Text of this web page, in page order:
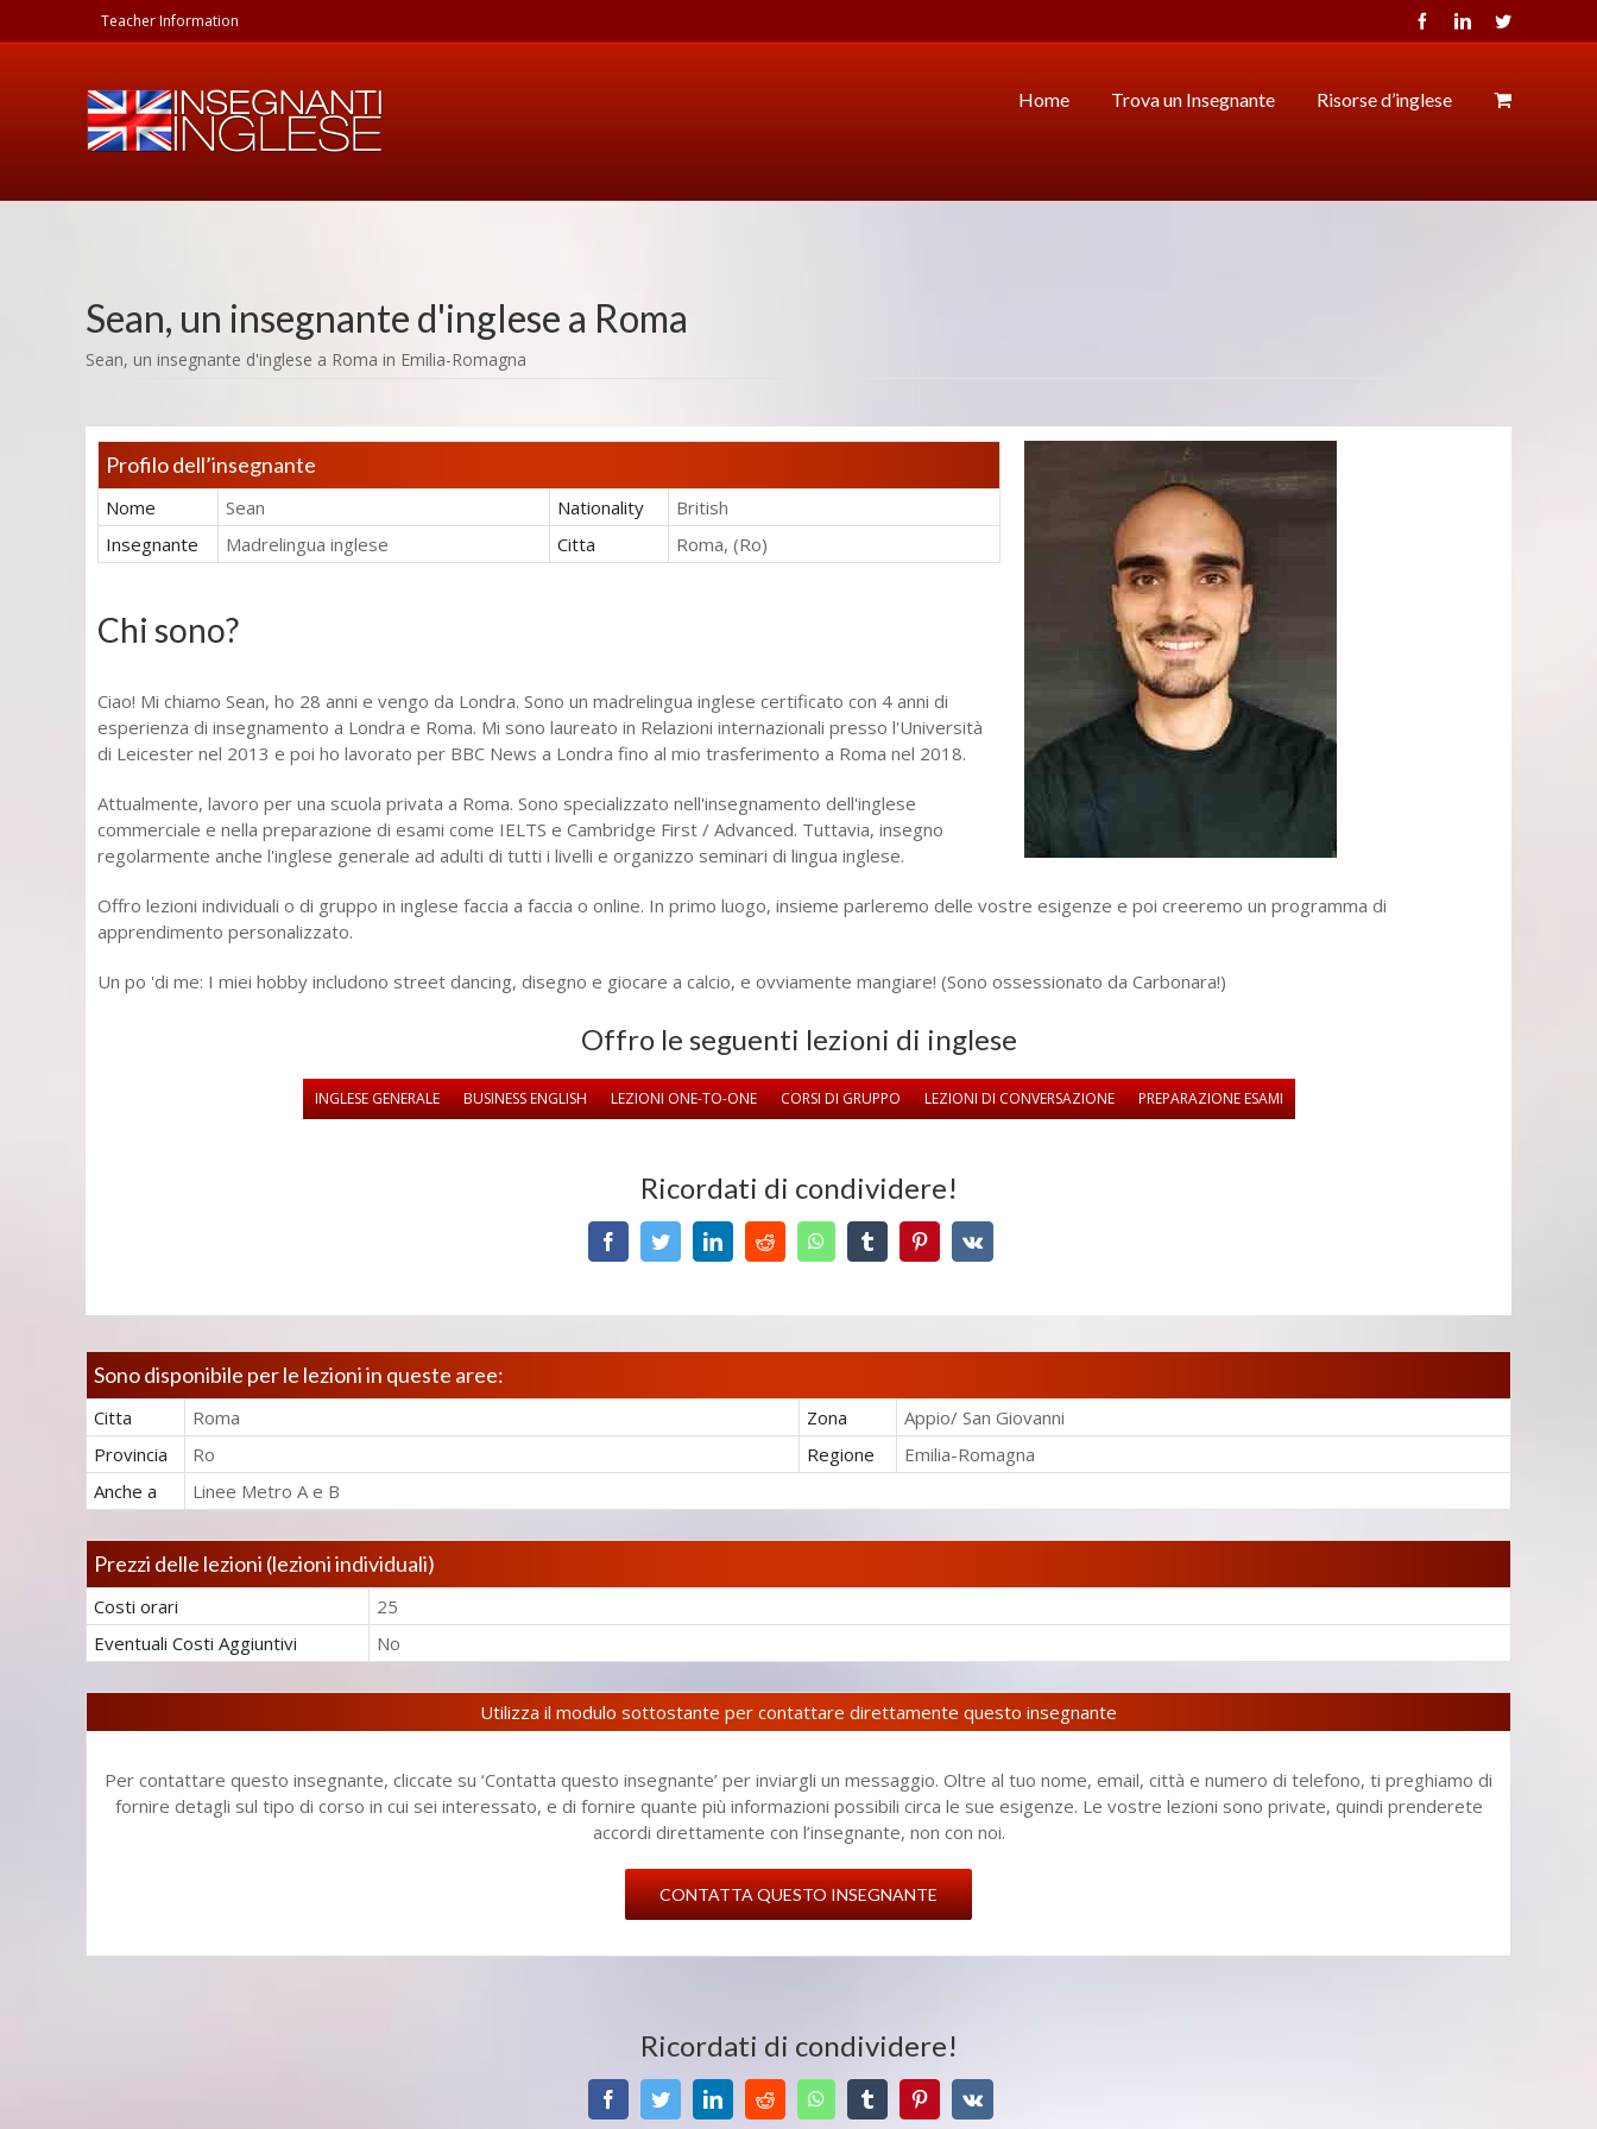
Teacher Information FacebookLinkedInTwitter
Home Trova un Insegnante Risorse d’inglese
Sean, un insegnante d'inglese a Roma
Sean, un insegnante d'inglese a Roma in Emilia-Romagna
Profilo dell’insegnante
Nome Sean Nationality
British
Insegnante
Madrelingua inglese Citta Roma, (Ro)
Chi sono?
Ciao! Mi chiamo Sean, ho 28 anni e vengo da Londra. Sono un madrelingua inglese certificato con 4 anni di
esperienza di insegnamento a Londra e Roma. Mi sono laureato in Relazioni internazionali presso l'Università
di Leicester nel 2013 e poi ho lavorato per BBC News a Londra fino al mio trasferimento a Roma nel 2018.
Attualmente, lavoro per una scuola privata a Roma. Sono specializzato nell'insegnamento dell'inglese
commerciale e nella preparazione di esami come IELTS e Cambridge First / Advanced. Tuttavia, insegno
regolarmente anche l'inglese generale ad adulti di tutti i livelli e organizzo seminari di lingua inglese.
Offro lezioni individuali o di gruppo in inglese faccia a faccia o online. In primo luogo, insieme parleremo delle vostre esigenze e poi creeremo un programma di
apprendimento personalizzato.
Un po 'di me: I miei hobby includono street dancing, disegno e giocare a calcio, e ovviamente mangiare! (Sono ossessionato da Carbonara!)
Offro le seguenti lezioni di inglese
INGLESE GENERALE BUSINESS ENGLISH LEZIONI ONE-TO-ONE CORSI DI GRUPPO LEZIONI DI CONVERSAZIONE PREPARAZIONE ESAMI
Ricordati di condividere!
FacebookTwitterLinkedInRedditWhatsAppTumblrPinterestVk
Sono disponibile per le lezioni in queste aree:
Citta Roma Zona
Appio/ San Giovanni
Provincia
Ro Regione
Emilia-Romagna
Anche a
Linee Metro A e B
Prezzi delle lezioni (lezioni individuali)
Costi orari
25
Eventuali Costi Aggiuntivi No
Utilizza il modulo sottostante per contattare direttamente questo insegnante
Per contattare questo insegnante, cliccate su ‘Contatta questo insegnante’ per inviargli un messaggio. Oltre al tuo nome, email, città e numero di telefono, ti preghiamo di
fornire detagli sul tipo di corso in cui sei interessato, e di fornire quante più informazioni possibili circa le sue esigenze. Le vostre lezioni sono private, quindi prenderete
accordi direttamente con l’insegnante, non con noi.
CONTATTA QUESTO INSEGNANTE
Ricordati di condividere!
FacebookTwitterLinkedInRedditWhatsAppTumblrPinterestVk